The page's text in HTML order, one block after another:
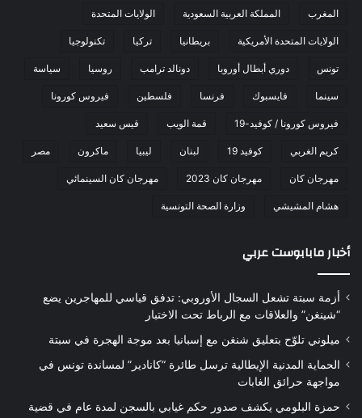
المغرب المملكة العربية السعودية الولايات المتحدة
الولايات المتحدة الأمريكية بريطانيا تركيا تكنولوجيا
تونس دوري أبطال أوروبا دونالد ترامب روسيا سياسة
سينما فايسبوك فرنسا فلسطين فيروس كورونا
فيروس كورونا / كوفيد-19 قمة الويب قيس سعيد
كريم الغربي كوفيد 19 لبنان ليبيا ماكرون مصر
مهرجان كان مهرجان كان 2023 مهرجان كان السينمائي
هشام المشيشي وزارة الصحة التونسية
أخبار مابابوست عربي
أزمة سبتة تشعل السجال الأوروبي: تدفق قياسي للمهاجرين يضع
“شينغن” والعلاقات مع الرباط تحت الاختبار
ميلوني تلوّح بتعليق شنغن مع إسبانيا بعد موجة الهجرة في سبتة
الحماية المدنية الإيطالية ترسل طائرة “كانادير” لمساندة تونس في
مواجهة حرائق الغابات
حمزة البلومي يكشف صدور حكم غيابي بالسجن لمدة عام في قضية